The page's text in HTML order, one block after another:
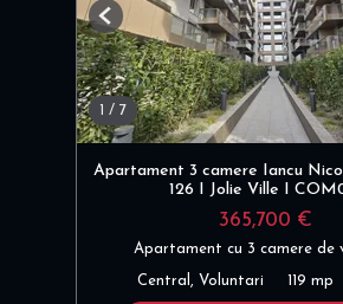
1 / 7
Previous
Apartament 3 camere Iancu
126 I Jolie Ville I
365,700 €
Apartament cu 3 camere de
Central, Voluntari 119 mp